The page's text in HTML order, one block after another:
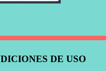
DE USO